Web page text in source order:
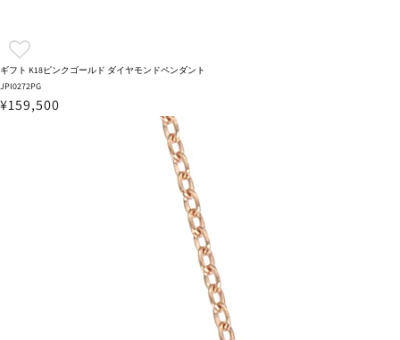
ギフト K18ピンクゴールド ダイヤモンドペンダント
JPI0272PG
¥159,500